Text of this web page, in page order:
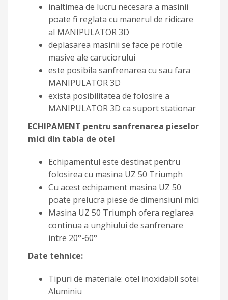
inaltimea de lucru necesara a masinii
poate fi reglata cu manerul de ridicare
al MANIPULATOR 3D
deplasarea masinii se face pe rotile
masive ale caruciorului
este posibila sanfrenarea cu sau fara
MANIPULATOR 3D
exista posibilitatea de folosire a
MANIPULATOR 3D ca suport stationar
ECHIPAMENT pentru sanfrenarea pieselor
mici din tabla de otel
Echipamentul este destinat pentru
folosirea cu masina UZ 50 Triumph
Cu acest echipament masina UZ 50
poate prelucra piese de dimensiuni mici
Masina UZ 50 Triumph ofera reglarea
continua a unghiului de sanfrenare
intre 20°-60°
Date tehnice:
Tipuri de materiale: otel inoxidabil sotei
Aluminiu